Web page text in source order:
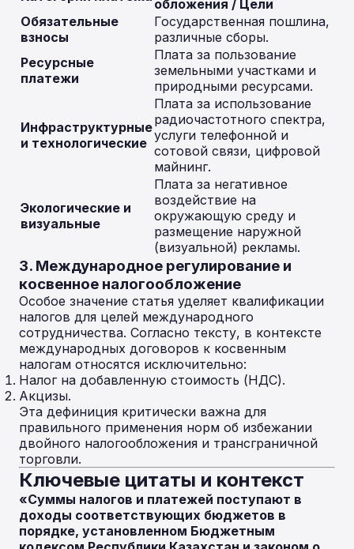
обложения / Цели
Обязательные
взносы
Государственная пошлина,
различные сборы.
Ресурсные
платежи
Плата за пользование
земельными участками и
природными ресурсами.
Инфраструктурные
и технологические
Плата за использование
радиочастотного спектра,
услуги телефонной и
сотовой связи, цифровой
майнинг.
Экологические и
визуальные
Плата за негативное
воздействие на
окружающую среду и
размещение наружной
(визуальной) рекламы.
3. Международное регулирование и
косвенное налогообложение
Особое значение статья уделяет квалификации
налогов для целей международного
сотрудничества. Согласно тексту, в контексте
международных договоров к косвенным
налогам относятся исключительно:
Налог на добавленную стоимость (НДС).
Акцизы.
Эта дефиниция критически важна для
правильного применения норм об избежании
двойного налогообложения и трансграничной
торговли.
Ключевые цитаты и контекст
«Суммы налогов и платежей поступают в
доходы соответствующих бюджетов в
порядке, установленном Бюджетным